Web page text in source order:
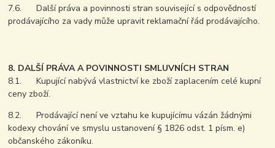
7.6. Další práva a povinnosti stran související s odpovědností
prodávajícího za vady může upravit reklamační řád prodávajícího.
8. DALŠÍ PRÁVA A POVINNOSTI SMLUVNÍCH STRAN
8.1. Kupující nabývá vlastnictví ke zboží zaplacením celé kupní
ceny zboží.
8.2. Prodávající není ve vztahu ke kupujícímu vázán žádnými
kodexy chování ve smyslu ustanovení § 1826 odst. 1 písm. e)
občanského zákoníku.